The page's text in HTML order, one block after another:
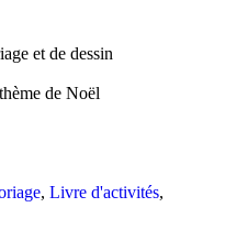
et de dessin
de Noël
, Livre d'activités,